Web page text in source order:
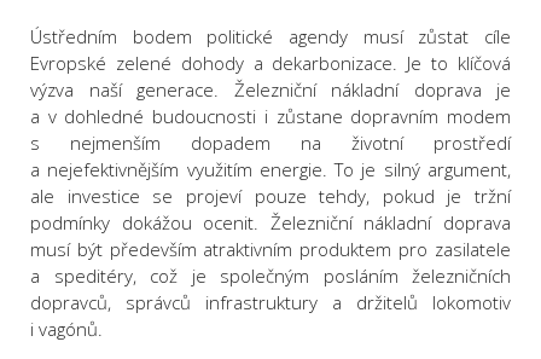
Ústředním bodem politické agendy musí zůstat cíle
Evropské zelené dohody a dekarbonizace. Je to klíčová
výzva naší generace. Železniční nákladní doprava je
a v dohledné budoucnosti i zůstane dopravním modem
s nejmenším dopadem na životní prostředí
a nejefektivnějším využitím energie. To je silný argument,
ale investice se projeví pouze tehdy, pokud je tržní
podmínky dokážou ocenit. Železniční nákladní doprava
musí být především atraktivním produktem pro zasilatele
a speditéry, což je společným posláním železničních
dopravců, správců infrastruktury a držitelů lokomotiv
i vagónů.